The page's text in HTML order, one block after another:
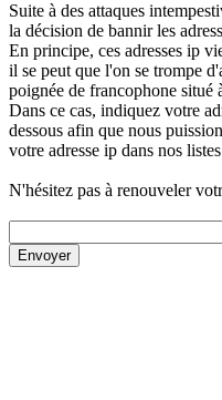
Suite à des attaques
la décision de bannir les
En principe, ces adresses ip
il se peut que l'on se trompe
poignée de francophone situé
Dans ce cas, indiquez votre
dessous afin que nous
votre adresse ip dans nos
N'hésitez pas à renouveler